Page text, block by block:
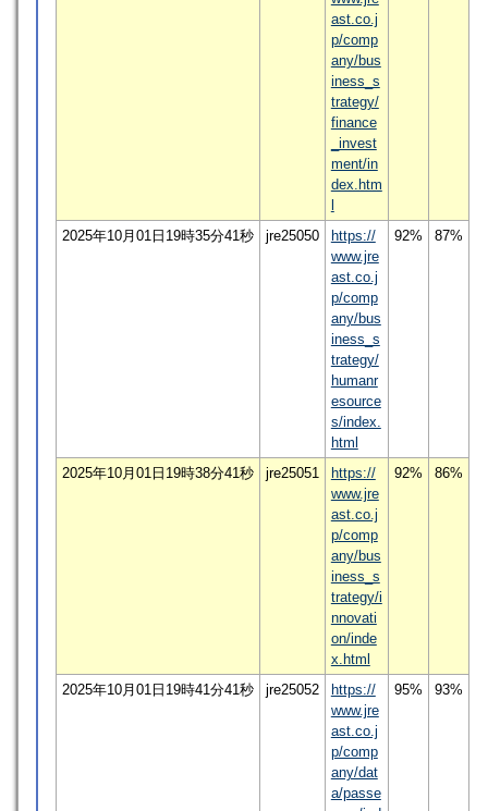
ast.co.j
p/comp
any/bus
iness_s
trategy/
finance
_invest
ment/in
dex.htm
2025年10月01日19時35分41秒 jre25050
https://
www.jre
ast.co.j
p/comp
any/bus
iness_s
trategy/
humanr
esource
s/index.
html
92% 87%
2025年10月01日19時38分41秒 jre25051
https://
www.jre
ast.co.j
p/comp
any/bus
iness_s
trategy/i
nnovati
on/inde
x.html
92% 86%
2025年10月01日19時41分41秒 jre25052
https://
www.jre
ast.co.j
p/comp
any/dat
a/passe
95% 93%